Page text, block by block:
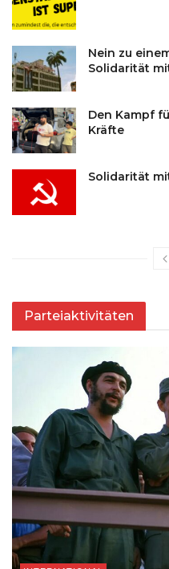
Nein zu
Solidarität
Den Kampf
Kräfte
Solidarität
Parteiaktivitäten